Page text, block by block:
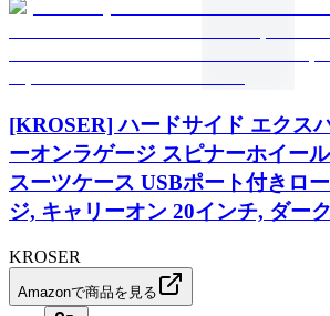
[KROSER] ハードサイド エクス
ーオンラゲージ スピナーホイー
スーツケース USBポート付きロ
ジ, キャリーオン 20インチ, ダー
KROSER
Amazonで商品を見る